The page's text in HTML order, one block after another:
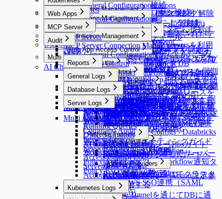
SQL Request要求
実行計画（Explain）機能の使用
SQL Export Requestの要求
Unmasking Requestの要求（マスキング解除
要求）
Restricted Data Accessの要求（制限されたデ
ータアクセス要求）
Server Access Requestの要求
Server Privilege Requestの要求
Access Role Requestの要求
IP Registration Requestの要求
DBポリシー例外の要求
承認付加機能（代理承認、再提出など）
Default Privilegeの設定
エージェントなしでのプロキシ接続
Google BigQuery OAuth認証による接続
Custom Data Sourceへの接続
認証されたサーバーへの接続
Webターミナルの使用
Web SFTPの使用
Kubernetes Access Control
アクセス権限一覧の確認
Web ClientでKubernetesクラスターに接続す
る
Web Access Control
Web Access Control
Root CA証明書およびExtensionのインスト
ール
Webアプリケーション（Webサイト）への
アクセス
MCP Access Control
MCP Access Control
MACを使用してRemote MCP Serversを利用
する
Preferences
User Agent
Multi Agent
Multi Agent
Multi Agent Linuxインストールおよび使用ガ
イド
Multi Agent Seamless SSH使用ガイド
Multi Agent OS別3rd Party Toolサポート一覧
Multi Agent - qpctl CLI使用ガイド
AI Chat
Security
Allowed Zones
Channels
Alerts
Alerts
New Request > リクエストタイプ
別テンプレート変数
Licenses
User Management
Users
Users
ユーザープロフィール
qp-adminデフォルトアカウント
のパスワード変更強制化とアカ
ウント削除機能
Groups
Roles
Profile Editor
Profile Editor
Custom Attribute
Authentication
Authentication
Okta連携
LDAP連携
AWS SSO連携
Google SAML連携
Multi-Factor Authentication設定
Provisioning
Provisioning
Provisioning有効化
[Okta] プロビジョニング連携ガ
イド
Workflow Management
Workflow Management
All Requests
Approval Rules
Workflow Configurations
System
System
Integrations
Integrations
Syslog連携
Splunk連携
Secret Store連携
Email連携
Event Callback連携
OAuth 2.0を使用するための
Google Cloud API連携
Slack DM連携
Slack DM連携
Slack DM - Workflow通知タ
イプ
OAuth Client Application
Identity Providers
Identity Providers
AWS SSO連携（SAML
2.0）
LLM Provider設定
API Token
Jobs
Maintenance
DAC General Configurations
Unmasking Zones
Masking Pattern (メニュー位置移動)
Connection Management
Connection Management
Cloud Providers
Cloud Providers
AWSからDBリソースを同期す
る
MS AzureからDBリソースを同期
する
Google CloudからDBリソースを
同期する
Dry Run機能でクラウド同期設定
を確認する
DB Connections
DB Connections
MongoDB専用ガイド
DocumentDB専用ガイド
Google BigQuery OAuth認証設定
AWS Athena専用ガイド
Custom Data Source設定とログ確
認
SSL Configurations
SSH Configurations
Kerberos Configurations
Custom JDBC Configs
Custom JDBC Configs
QSI Parser Selection
Custom JDBC Configs - Databricks
例
Custom JDBC Configs - Databricks
例
DB Access Control
DB Access Control
Privilege Type
Privilege Type
MongoDB / Document DB
Privilege Type Mapping
Access Control
Policies
Policies
Data Access
Masking Pattern
Data Masking
Sensitive Data
Policy Exception
Query Rules
Ledger Management
Ledger Management
Ledger Table Policy
Ledger Approval Rules
(New) Policy Management
(New) Policy Management
Data Paths
Data Policies
Exception Management
Monitoring
Monitoring
Running Queries
Proxy Management
SAC General Configurations
Connection Management
Connection Management
Cloud Providers
Cloud Providers
AWSからサーバーリソースを同
期する
Azureからサーバーリソースを同
期する
GCPからサーバーリソースを同
期する
Servers
Servers
個別サーバーを手動で登録する
Server Groups
Server Groups
サーバーをグループで管理する
Server Agents for RDP
Server Agents for RDP
Server Agentのインストールと削
除
ProxyJump Configurations
ProxyJump Configurations
ProxyJump作成
Server Account Management
Server Account Management
Server Account Templates
SSH Key Configurations
Account Management
Password Provisioning
Password Provisioning
パスワード変更Job作成
Session Monitoring
Server Access Control
Server Access Control
Access Control
Access Control
Permissionsの付与と取り消し
Roleの付与と取り消し
Server Privilegeの付与
Roles
Policies
Policies
サーバーアクセスポリシー設定
Server Proxy使用有効化
Command Templates
Blocked Accounts
Kubernetes
KAC General Configurations
Connection Management
Connection Management
Cloud Providers
Cloud Providers
AWSからKubernetesリソースを
同期する
Clusters
Clusters
Kubernetesクラスターを手動で登
録する
K8s Access Control
K8s Access Control
Access Control
Access Control
Kubernetesロールの付与と取り消
し
Roles
Roles
Kubernetesロール設定
Policies
Policies
Kubernetesポリシー設定
KubernetesポリシーYAML Code
構文ガイド
KubernetesポリシーTipsガイド
KubernetesポリシーUIコードヘ
ルパーガイド
KubernetesポリシーAction設定参
考ガイド
Web Apps
Web Apps
Connection Management
Connection Management
Web Apps
Web App Configurations
Web App Access Control
Web App Access Control
Access Control
Access Control
ロールの付与と取り消し
Roles
Policies
WAC Quickstart
WAC Quickstart
[~10.2.7] WAC Role & Policy Guide
[10.2.8~] WAC RBAC Guide
[10.3.0 ~] WAC JIT権限取得Guide
Root CA証明書インストールガイド
Web App ConfigurationsでWAC初期設
定
WACトラブルシューティングガイド
WAC FAQ
MCP Server
MCP Server
MCP Server Connection Management
MAC General Configurations
MCP Access Control
Audit
Audit
Reports
Reports
Reports
Audit Log Export
General Logs
General Logs
User Access History
Activity Logs
Admin Role History
Workflow Logs
Reverse Tunnels
Reverse Tunnels
Reverse Tunnelを通じてサーバー
に通信する
Reverse Tunnelを通じてクラスタ
ーに通信する
Reverse Tunnelを通じてDBに通
AI Chat Audit
Database Logs
Database Logs
DB Access History
Query Audit
Running Queries
DML Snapshots
Account Lock History
Access Control Logs
Policy Audit Logs
Policy Exception Logs
Server Logs
Server Logs
Server Access History
Command Audit
Session Logs
Session Monitoring (Moved)
Access Control Logs
Server Role History
Account Lock History
Kubernetes Logs
Kubernetes Logs